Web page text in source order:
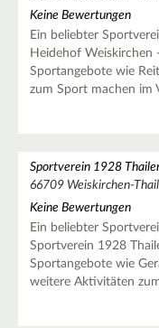
Keine Bewertungen
Ein beliebter
Heidehof Weiskirchen
Sportangebote wie
zum Sport machen im
Sportverein 1928
66709 Weiskirchen-
Keine Bewertungen
Ein beliebter
Sportverein 1928
Sportangebote wie
weitere Aktivitäten